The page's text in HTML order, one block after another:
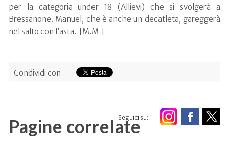
per la categoria under 18 (Allievi) che si svolgerà a
Bressanone. Manuel, che è anche un decatleta, gareggerà
nel salto con l’asta. [M.M.]
Condividi con
Seguici su:
Pagine correlate